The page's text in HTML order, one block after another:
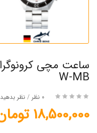
W-MB
0 نظر / نظر بدهید
18,500,000 تومان